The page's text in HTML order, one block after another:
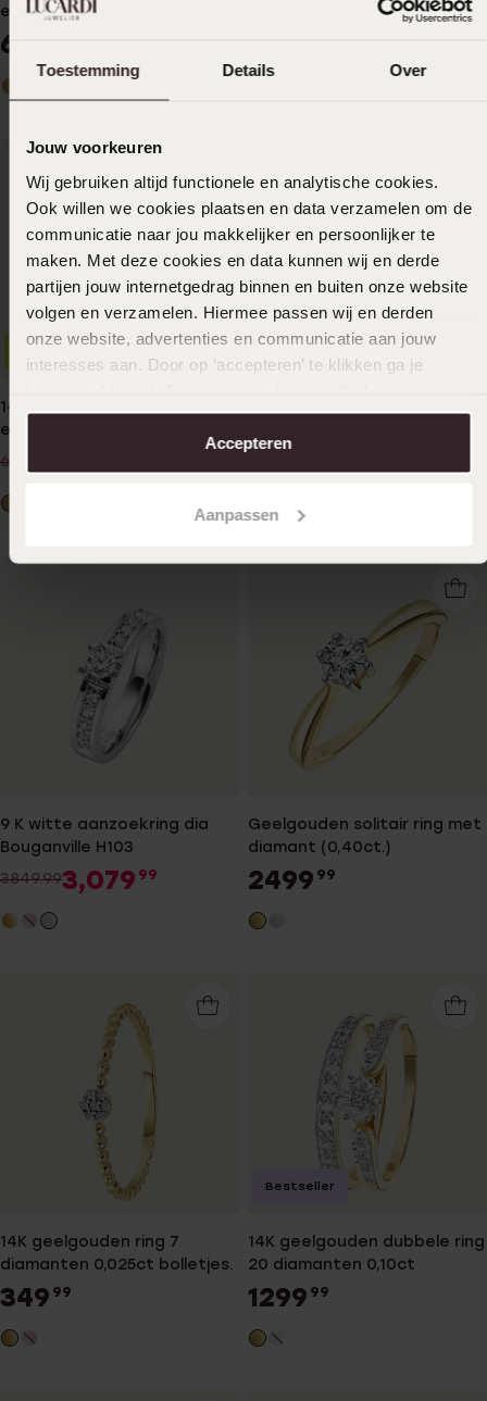
Toestemming Details Over
Jouw voorkeuren
Wij gebruiken altijd functionele en analytische cookies.
Ook willen we cookies plaatsen en data verzamelen om de
communicatie naar jou makkelijker en persoonlijker te
maken. Met deze cookies en data kunnen wij en derde
partijen jouw internetgedrag binnen en buiten onze website
volgen en verzamelen. Hiermee passen wij en derden
onze website, advertenties en communicatie aan jouw
interesses aan. Door op ‘accepteren’ te klikken ga je
aanpassen. Lees er meer over in onscookiebeleid.
Accepteren
Aanpassen
en 12 diamanten 0.08ct
669
railring 29 diamanten 0,08ct
14K geelgouden ring saffier
en 12 diamanten 0,08ct
649.99
Duurzamer
9 K witte aanzoekring dia
Bouganville H103
3849.993,079 99
Geelgouden solitair ring met
diamant (0,40ct.)
2499 99
14K geelgouden ring 7
diamanten 0,025ct bolletjes.
349 99
14K geelgouden dubbele ring
20 diamanten 0,10ct
1299 99
Bestseller